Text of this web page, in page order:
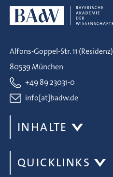
Alfons-Goppel-Str. 11 (Residenz)
80539 München
+49 89 23031-0
info[at]badw.de
INHALTE
QUICKLINKS